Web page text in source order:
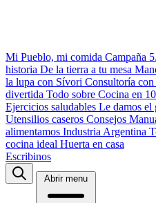
Mi Pueblo, mi comida Campaña
historia De la tierra a tu mesa
la lupa con Sívori Consultoría
divertida Todo sobre Cocina en
Ejercicios saludables Le damos el
Utensilios caseros Consejos
alimentamos Industria Argentina
cocina ideal Huerta en casa
Escribinos
Abrir menu